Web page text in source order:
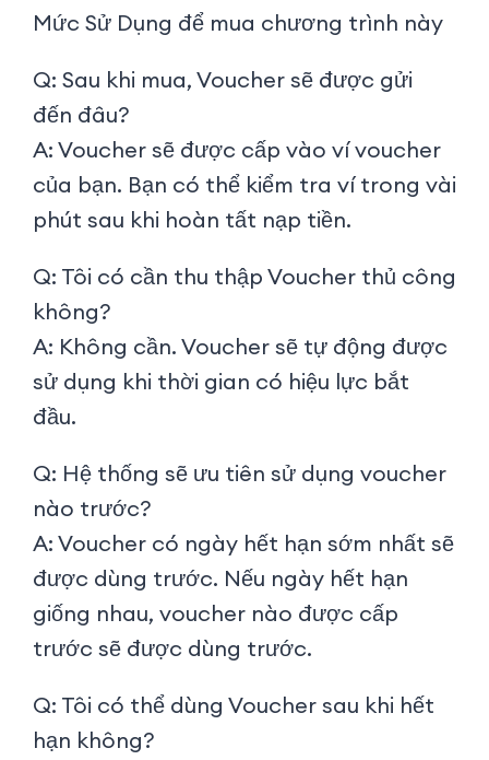
Mức Sử Dụng để mua chương trình này
Q: Sau khi mua, Voucher sẽ được gửi
đến đâu?
A: Voucher sẽ được cấp vào ví voucher
của bạn. Bạn có thể kiểm tra ví trong vài
phút sau khi hoàn tất nạp tiền.
Q: Tôi có cần thu thập Voucher thủ công
không?
A: Không cần. Voucher sẽ tự động được
sử dụng khi thời gian có hiệu lực bắt
đầu.
Q: Hệ thống sẽ ưu tiên sử dụng voucher
nào trước?
A: Voucher có ngày hết hạn sớm nhất sẽ
được dùng trước. Nếu ngày hết hạn
giống nhau, voucher nào được cấp
trước sẽ được dùng trước.
Q: Tôi có thể dùng Voucher sau khi hết
hạn không?